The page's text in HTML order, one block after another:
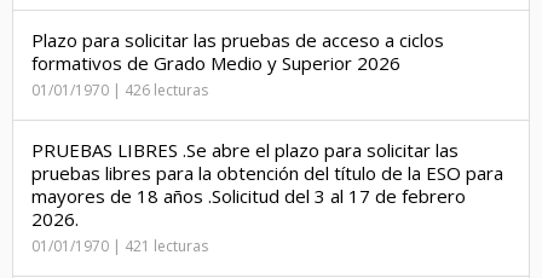
Plazo para solicitar las pruebas de acceso a ciclos
formativos de Grado Medio y Superior 2026
01/01/1970 | 426 lecturas
PRUEBAS LIBRES .Se abre el plazo para solicitar las
pruebas libres para la obtención del título de la ESO para
mayores de 18 años .Solicitud del 3 al 17 de febrero
2026.
01/01/1970 | 421 lecturas